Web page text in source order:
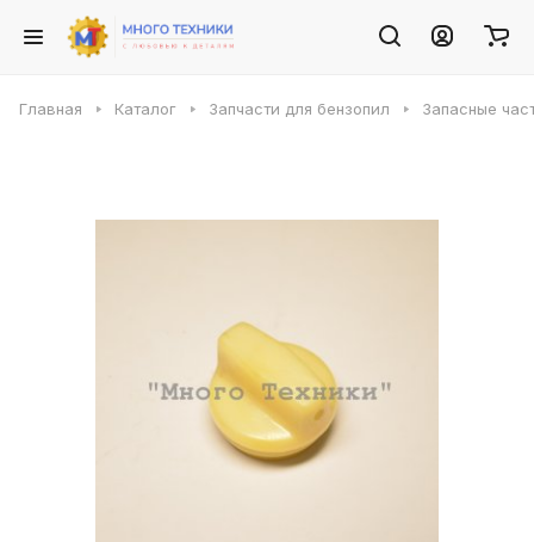
Главная Каталог Запчасти для бензопил Запасные